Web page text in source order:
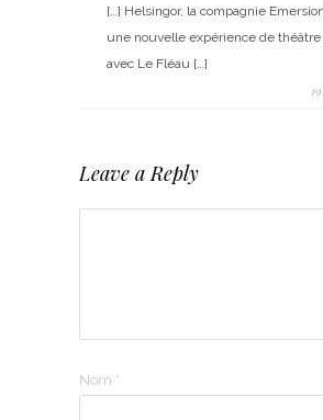
[…] Helsingor, la compagnie
une nouvelle expérience de
avec Le Fléau […]
Leave a Reply
Nom *